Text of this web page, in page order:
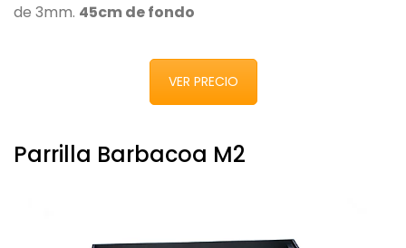
de 3mm. 45cm de fondo
VER PRECIO
Parrilla Barbacoa M2